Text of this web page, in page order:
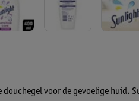
douchegel voor de gevoelige huid.